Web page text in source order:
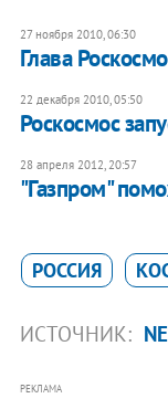
27 ноября 2010, 06:30
Глава
22 декабря 2010, 05:50
Роскосмос
28 апреля 2012, 20:57
"Газпром"
РОССИЯ
ИСТОЧНИК:
РЕКЛАМА